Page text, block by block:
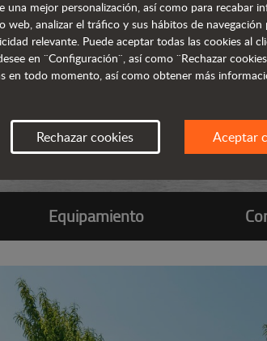
Equipamiento
una mejor personalización, así como para recabar
web, analizar el tráfico y sus hábitos de navegación
relevante. Puede aceptar todas las cookies al
en ¨Configuración¨, así como ¨Rechazar
en todo momento, así como obtener más
Rechazar cookies Aceptar